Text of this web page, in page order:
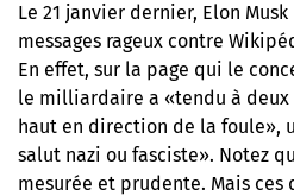
Le 21 janvier dernier, Elon
messages rageux contre
En effet, sur la page qui le
le milliardaire a «tendu à deux
haut en direction de la foule»,
salut nazi ou fasciste». Notez
mesurée et prudente. Mais